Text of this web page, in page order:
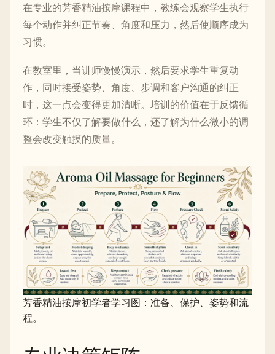
在专业的芳香精油按摩课程中，教练会观察学生执行
每个动作并纠正节奏、角度和压力，然后使顺序成为
习惯。
在教室里，当讲师慢慢演示，然后要求学生重复动
作，同时接受姿势、角度、步调和客户沟通的纠正
时，这一点会变得更加清晰。培训的价值在于反馈循
环：学生不仅了解要做什么，还了解为什么微小的调
整会改变触摸的质量。
芳香精油按摩初学者学习图：准备、保护、姿势和流
程。